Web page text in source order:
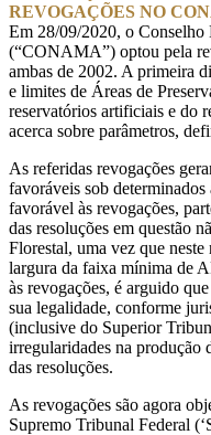
REVOGAÇÕES NO
Em 28/09/2020, o
(“CONAMA”) optou pela
ambas de 2002. A primeira
e limites de Áreas de
reservatórios artificiais e do
acerca sobre parâmetros,
As referidas revogações
favoráveis sob
favorável às revogações,
das resoluções em questão
Florestal, uma vez que
largura da faixa mínima de
às revogações, é arguido
sua legalidade, conforme
(inclusive do Superior
irregularidades na produção
das resoluções.
As revogações são agora
Supremo Tribunal Federal